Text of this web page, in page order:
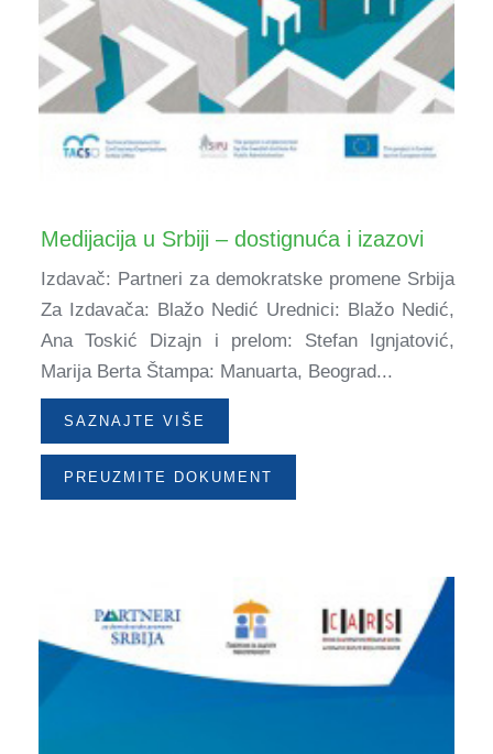
Medijacija u Srbiji – dostignuća i izazovi
Izdavač: Partneri za demokratske promene Srbija
Za Izdavača: Blažo Nedić Urednici: Blažo Nedić,
Ana Toskić Dizajn i prelom: Stefan Ignjatović,
Marija Berta Štampa: Manuarta, Beograd...
SAZNAJTE VIŠE
PREUZMITE DOKUMENT